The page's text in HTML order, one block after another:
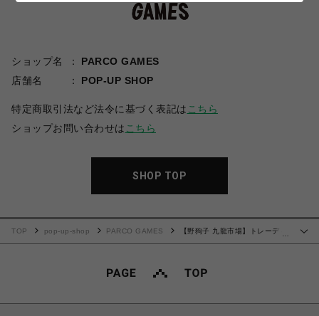
ショップ名
PARCO GAMES
店舗名
POP-UP SHOP
特定商取引法など法令に基づく表記は こちら
ショップお問い合わせは こちら
SHOP TOP
…
TOP pop-up-shop PARCO GAMES
【野狗子 九龍市場】トレーディ